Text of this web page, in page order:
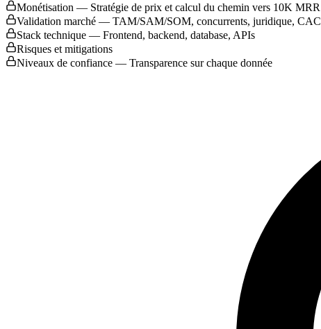
Monétisation — Stratégie de prix et calcul du chemin vers 10K MRR
Validation marché — TAM/SAM/SOM, concurrents, juridique, CAC
Stack technique — Frontend, backend, database, APIs
Risques et mitigations
Niveaux de confiance — Transparence sur chaque donnée